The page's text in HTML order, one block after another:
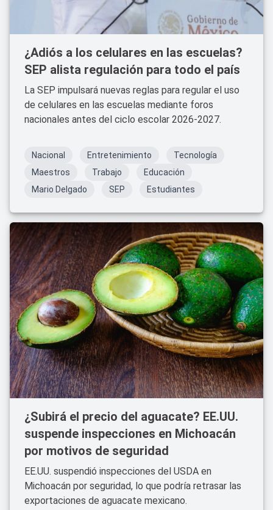
¿Adiós a los celulares en las escuelas?
SEP alista regulación para todo el país
La SEP impulsará nuevas reglas para regular el uso
de celulares en las escuelas mediante foros
nacionales antes del ciclo escolar 2026-2027.
Nacional Entretenimiento
Tecnología
Maestros
Trabajo
Educación
Mario Delgado
SEP Estudiantes
¿Subirá el precio del aguacate? EE.UU.
suspende inspecciones en Michoacán
por motivos de seguridad
EE.UU. suspendió inspecciones del USDA en
Michoacán por seguridad, lo que podría retrasar las
exportaciones de aguacate mexicano.